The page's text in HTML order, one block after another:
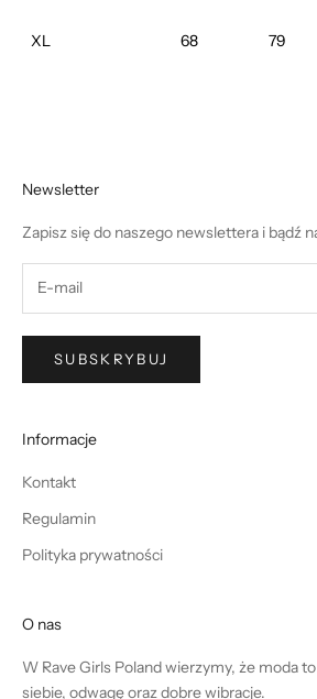
XL 68 79
Newsletter
Zapisz się do naszego newslettera i bądź
SUBSKRYBUJ
Informacje
Kontakt
Regulamin
Polityka prywatności
O nas
W Rave Girls Poland wierzymy, że moda
siebie, odwagę oraz dobre wibracje.